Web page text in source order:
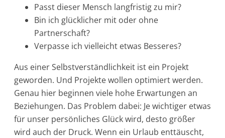
Passt dieser Mensch langfristig zu mir?
Bin ich glücklicher mit oder ohne
Partnerschaft?
Verpasse ich vielleicht etwas Besseres?
Aus einer Selbstverständlichkeit ist ein Projekt
geworden. Und Projekte wollen optimiert werden.
Genau hier beginnen viele hohe Erwartungen an
Beziehungen. Das Problem dabei: Je wichtiger etwas
für unser persönliches Glück wird, desto größer
wird auch der Druck. Wenn ein Urlaub enttäuscht,